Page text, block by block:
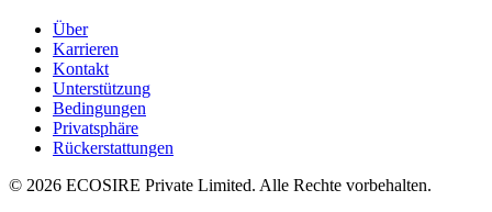
Über
Karrieren
Kontakt
Unterstützung
Bedingungen
Privatsphäre
Rückerstattungen
© 2026 ECOSIRE Private Limited. Alle Rechte vorbehalten.